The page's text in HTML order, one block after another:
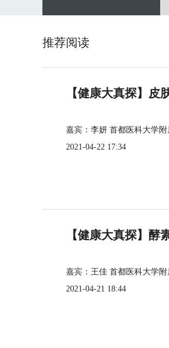
推荐阅读
【健康大真探】
嘉宾：李妍 首都医科大学
2021-04-22 17:34
【健康大真探】酵
嘉宾：王佳 首都医科大学
2021-04-21 18:44